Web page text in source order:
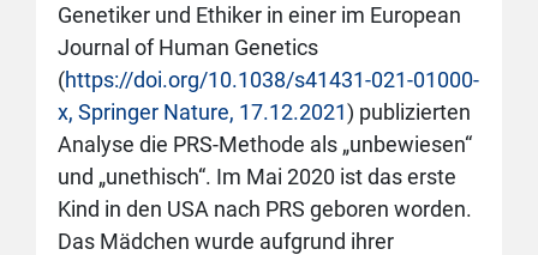
Genetiker und Ethiker in einer im European
Journal of Human Genetics
(https://doi.org/10.1038/s41431-021-01000-
x, Springer Nature, 17.12.2021) publizierten
Analyse die PRS-Methode als „unbewiesen“
und „unethisch“. Im Mai 2020 ist das erste
Kind in den USA nach PRS geboren worden.
Das Mädchen wurde aufgrund ihrer